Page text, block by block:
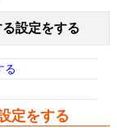
設定をする
る
定をする